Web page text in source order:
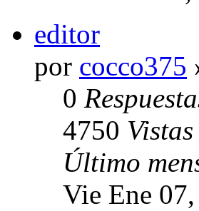
editor
por cocco375
0
4750 Vistas
Último
Vie Ene